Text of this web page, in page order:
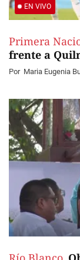
EN VIVO
Primera
frente a
Por Maria Eugenia